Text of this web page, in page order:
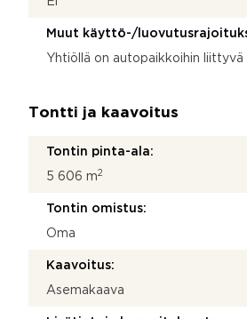
Muut käyttö-/
Yhtiöllä on autopaikkoihin liittyvä
Tontti ja kaavoitus
Tontin pinta-ala:
5 606 m2
Tontin omistus:
Oma
Kaavoitus:
Asemakaava